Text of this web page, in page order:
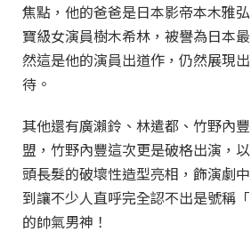
焦點，他的爸爸是日本影帝本木雅
寶級女演員樹木希林，被譽為日本
然這是他的演員出道作，仍然展現
待。
其他還有廣瀨鈴、林遣都、竹野內
盟，竹野內豐這次更是破格出演，
頭長髮的破壞性造型亮相，飾演劇
到讓不少人直呼完全認不出是號稱「
的帥氣男神！